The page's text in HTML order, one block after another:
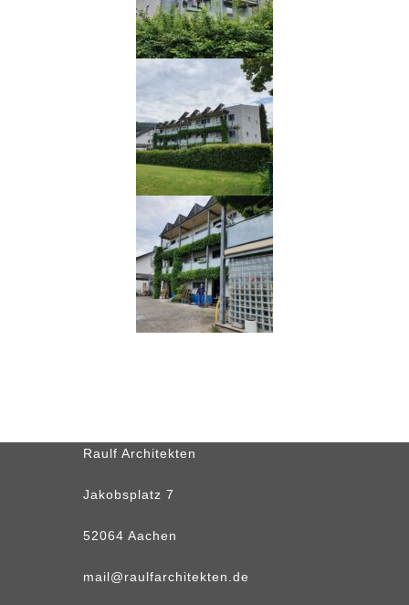
Raulf Architekten
Jakobsplatz 7
52064 Aachen
mail@raulfarchitekten.de